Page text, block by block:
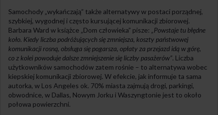
Samochody „wykańczają” także alternatywy w postaci porządnej,
szybkiej, wygodnej i często kursującej komunikacji zbiorowej.
Barbara Ward w książce „Dom człowieka” pisze: „Powstaje tu błędne
koło. Kiedy liczba podróżujących się zmniejsza, koszty państwowej
komunikacji rosną, obsługa się pogarsza, opłaty za przejazd idą w górę,
co z kolei powoduje dalsze zmniejszenie się liczby pasażerów”. Liczba
użytkowników samochodów zatem rośnie – to alternatywa wobec
kiepskiej komunikacji zbiorowej. W efekcie, jak informuje ta sama
autorka, w Los Angeles ok. 70% miasta zajmują drogi, parkingi,
obwodnice, w Dallas, Nowym Jorku i Waszyngtonie jest to około
połowa powierzchni.